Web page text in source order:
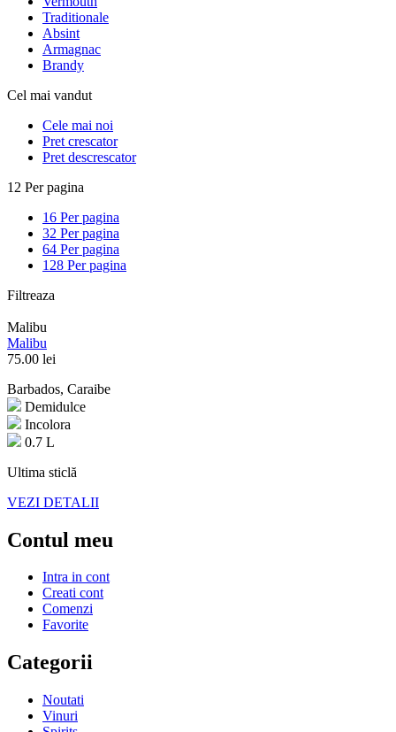
Traditionale
Absint
Armagnac
Brandy
Cel mai vandut
Cele mai noi
Pret crescator
Pret descrescator
12 Per pagina
16 Per pagina
32 Per pagina
64 Per pagina
128 Per pagina
Filtreaza
Malibu
Malibu
75.00 lei
Barbados, Caraibe
Demidulce
Incolora
0.7 L
Ultima sticlă
VEZI DETALII
Contul meu
Intra in cont
Creati cont
Comenzi
Favorite
Categorii
Noutati
Vinuri